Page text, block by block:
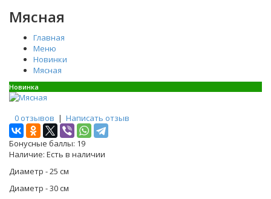
Мясная
Главная
Меню
Новинки
Мясная
Новинка
0 отзывов | Написать отзыв
Бонусные баллы: 19
Наличие: Есть в наличии
Диаметр - 25 см
Диаметр - 30 см